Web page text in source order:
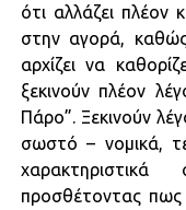
ότι αλλάζει πλέον
στην αγορά,
αρχίζει να
ξεκινούν πλέον
Πάρο”. Ξεκινούν
σωστό – νομικά,
προσθέτοντας